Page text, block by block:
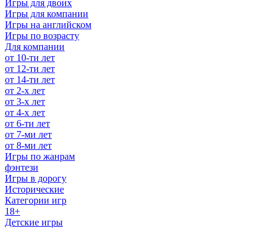
Игры для двоих
Игры для компании
Игры на английском
Игры по возрасту
Для компании
от 10-ти лет
от 12-ти лет
от 14-ти лет
от 2-х лет
от 3-х лет
от 4-х лет
от 6-ти лет
от 7-ми лет
от 8-ми лет
Игры по жанрам
фэнтези
Игры в дорогу
Исторические
Категории игр
18+
Детские игры